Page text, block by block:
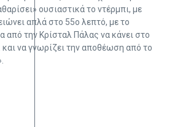
ουσιαστικά το ντέρμπι, με
απλά στο 55ο λεπτό, με το
από την Κρίσταλ Πάλας να κάνει στο
και να γνωρίζει την αποθέωση από το